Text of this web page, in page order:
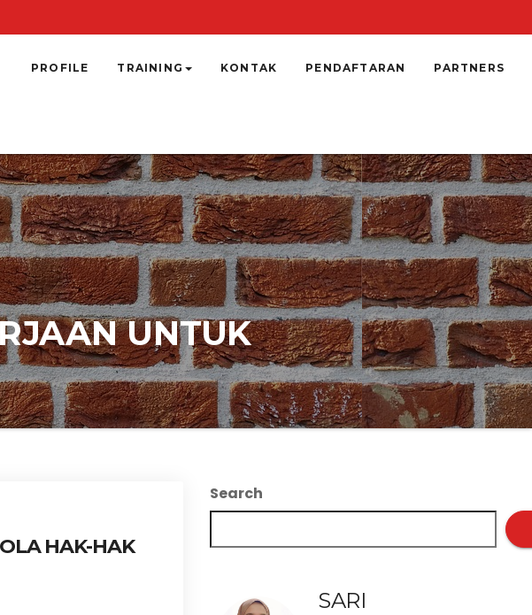
PROFILE TRAINING KONTAK PENDAFTARAN PARTNERS
UNTUK
HAK-HAK
Search
SARI